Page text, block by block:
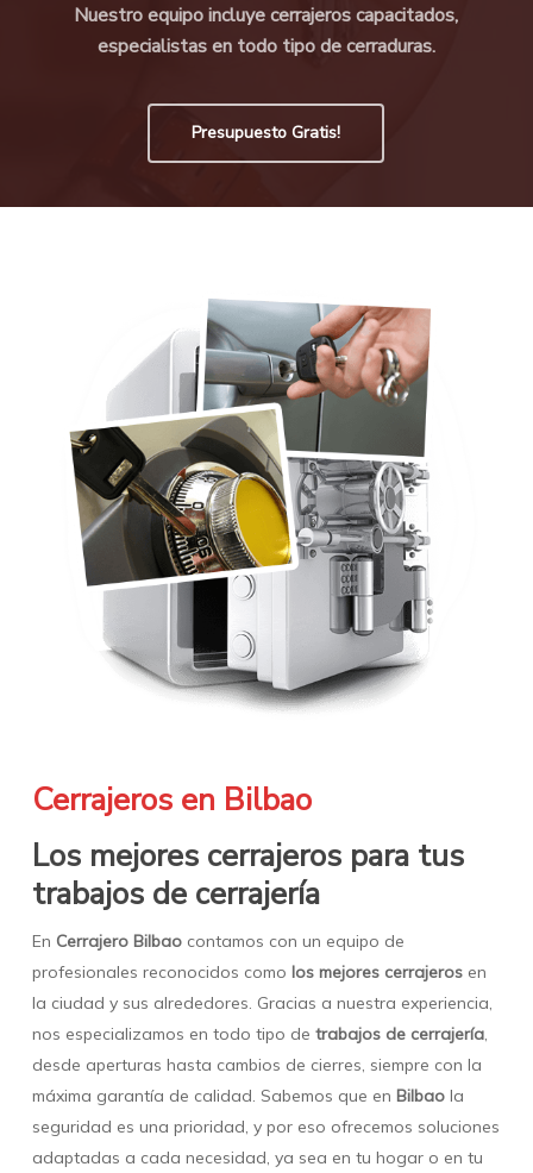
Nuestro equipo incluye cerrajeros capacitados,
especialistas en todo tipo de cerraduras.
Presupuesto Gratis!
Cerrajeros en Bilbao
Los mejores cerrajeros para tus
trabajos de cerrajería
En Cerrajero Bilbaocontamos con un equipo de
profesionales reconocidos como los mejores cerrajerosen
la ciudad y sus alrededores. Gracias a nuestra experiencia,
nos especializamos en todo tipo de trabajos de cerrajería,
desde aperturas hasta cambios de cierres, siempre con la
máxima garantía de calidad. Sabemos que en Bilbaola
seguridad es una prioridad, y por eso ofrecemos soluciones
adaptadas a cada necesidad, ya sea en tu hogar o en tu